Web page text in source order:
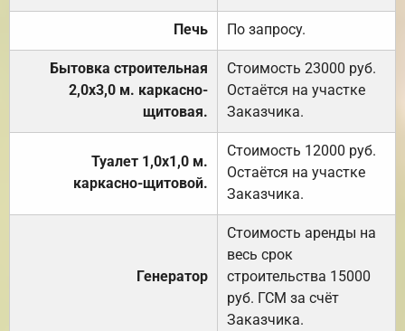
Печь По запросу.
Бытовка строительная
2,0х3,0 м. каркасно-
щитовая.
Стоимость 23000 руб.
Остаётся на участке
Заказчика.
Туалет 1,0х1,0 м.
каркасно-щитовой.
Стоимость 12000 руб.
Остаётся на участке
Заказчика.
Генератор
Стоимость аренды на
весь срок
строительства 15000
руб. ГСМ за счёт
Заказчика.